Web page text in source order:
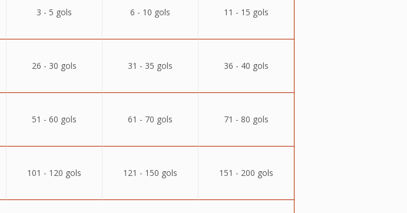
3 - 5 gols 6 - 10 gols 11 - 15 gols
26 - 30 gols 31 - 35 gols 36 - 40 gols
51 - 60 gols 61 - 70 gols 71 - 80 gols
101 - 120 gols 121 - 150 gols 151 - 200 gols